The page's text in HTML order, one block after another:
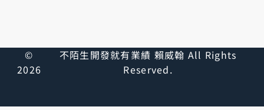
©
2026
不陌生開發就有業績 賴威翰 All Rights
Reserved.